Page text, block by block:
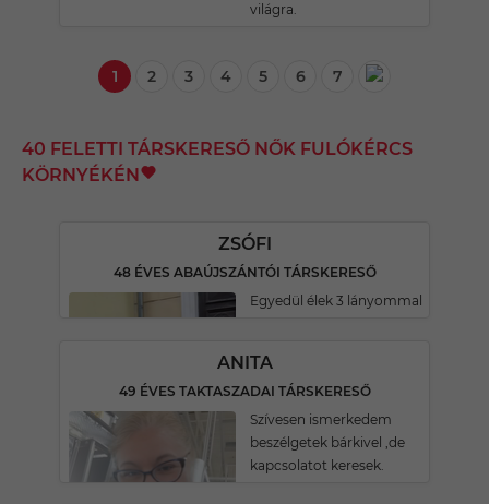
világra.
1 2 3 4 5 6 7
40 FELETTI TÁRSKERESŐ NŐK FULÓKÉRCS
KÖRNYÉKÉN
ZSÓFI
48 ÉVES ABAÚJSZÁNTÓI TÁRSKERESŐ
Egyedül élek 3 lányommal
ANITA
49 ÉVES TAKTASZADAI TÁRSKERESŐ
Szívesen ismerkedem
beszélgetek bárkivel ,de
kapcsolatot keresek.